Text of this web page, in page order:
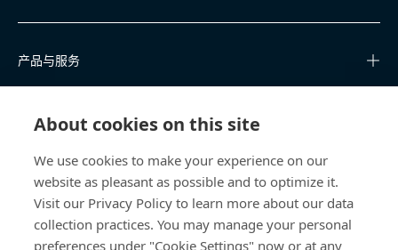
About cookies on this site
We use cookies to make your experience on our
website as pleasant as possible and to optimize it.
Visit our Privacy Policy to learn more about our data
collection practices. You may manage your personal
preferences under "Cookie Settings" now or at any
产品与服务
关于我们
联系我们